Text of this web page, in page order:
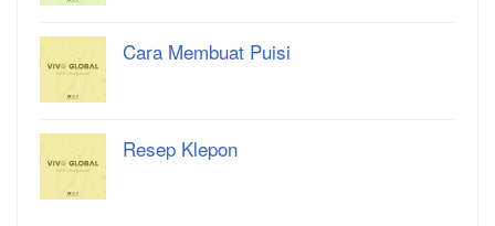
Cara Membuat Puisi
Resep Klepon